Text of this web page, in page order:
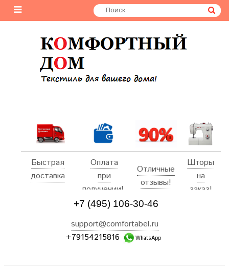
Быстрая
доставка
Оплата
при
получении!
Отличные
отзывы!
Шторы
на
заказ!
+7 (495) 106-30-46
support@comfortabel.ru
+79154215816
WhatsApp